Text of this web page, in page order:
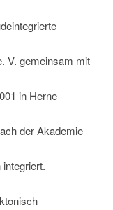
V. gemeinsam mit
in Herne
der Akademie